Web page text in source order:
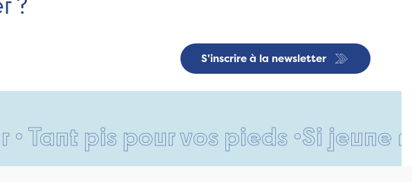
S'inscrire à la newsletter
pour vos pieds • Si jeune et déjà